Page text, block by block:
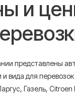
и
представлены
вида для перевозок
Газель, Citroen